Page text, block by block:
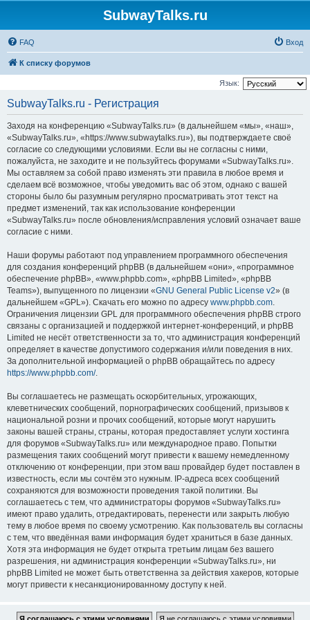
SubwayTalks.ru
FAQ Вход
К списку форумов
Язык:
SubwayTalks.ru - Регистрация
Заходя на конференцию «SubwayTalks.ru» (в дальнейшем «мы», «наш»,
«SubwayTalks.ru», «https://www.subwaytalks.ru»), вы подтверждаете своё
согласие со следующими условиями. Если вы не согласны с ними,
пожалуйста, не заходите и не пользуйтесь форумами «SubwayTalks.ru».
Мы оставляем за собой право изменять эти правила в любое время и
сделаем всё возможное, чтобы уведомить вас об этом, однако с вашей
стороны было бы разумным регулярно просматривать этот текст на
предмет изменений, так как использование конференции
«SubwayTalks.ru» после обновления/исправления условий означает ваше
согласие с ними.
Наши форумы работают под управлением программного обеспечения
для создания конференций phpBB (в дальнейшем «они», «программное
обеспечение phpBB», «www.phpbb.com», «phpBB Limited», «phpBB
Teams»), выпущенного по лицензии «GNU General Public License v2» (в
дальнейшем «GPL»). Скачать его можно по адресу www.phpbb.com.
Ограничения лицензии GPL для программного обеспечения phpBB строго
связаны с организацией и поддержкой интернет-конференций, и phpBB
Limited не несёт ответственности за то, что администрация конференций
определяет в качестве допустимого содержания и/или поведения в них.
За дополнительной информацией о phpBB обращайтесь по адресу
https://www.phpbb.com/.
Вы соглашаетесь не размещать оскорбительных, угрожающих,
клеветнических сообщений, порнографических сообщений, призывов к
национальной розни и прочих сообщений, которые могут нарушить
законы вашей страны, страны, которая предоставляет услуги хостинга
для форумов «SubwayTalks.ru» или международное право. Попытки
размещения таких сообщений могут привести к вашему немедленному
отключению от конференции, при этом ваш провайдер будет поставлен в
известность, если мы сочтём это нужным. IP-адреса всех сообщений
сохраняются для возможности проведения такой политики. Вы
соглашаетесь с тем, что администраторы форумов «SubwayTalks.ru»
имеют право удалить, отредактировать, перенести или закрыть любую
тему в любое время по своему усмотрению. Как пользователь вы согласны
с тем, что введённая вами информация будет храниться в базе данных.
Хотя эта информация не будет открыта третьим лицам без вашего
разрешения, ни администрация конференции «SubwayTalks.ru», ни
phpBB Limited не может быть ответственна за действия хакеров, которые
могут привести к несанкционированному доступу к ней.